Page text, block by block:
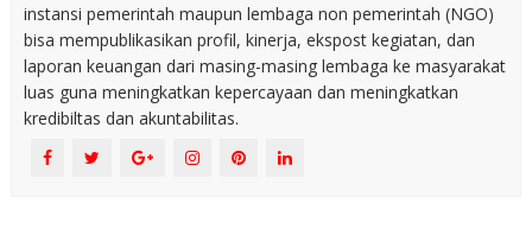
instansi pemerintah maupun lembaga non pemerintah (NGO)
bisa mempublikasikan profil, kinerja, ekspost kegiatan, dan
laporan keuangan dari masing-masing lembaga ke masyarakat
luas guna meningkatkan kepercayaan dan meningkatkan
kredibiltas dan akuntabilitas.